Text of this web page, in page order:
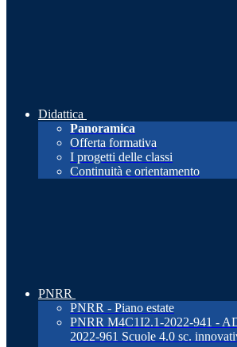
Didattica
Panoramica
Offerta formativa
I progetti delle classi
Continuità e orientamento
PNRR
PNRR - Piano estate
PNRR M4C1I2.1-2022-941 -
2022-961 Scuole 4.0 sc.